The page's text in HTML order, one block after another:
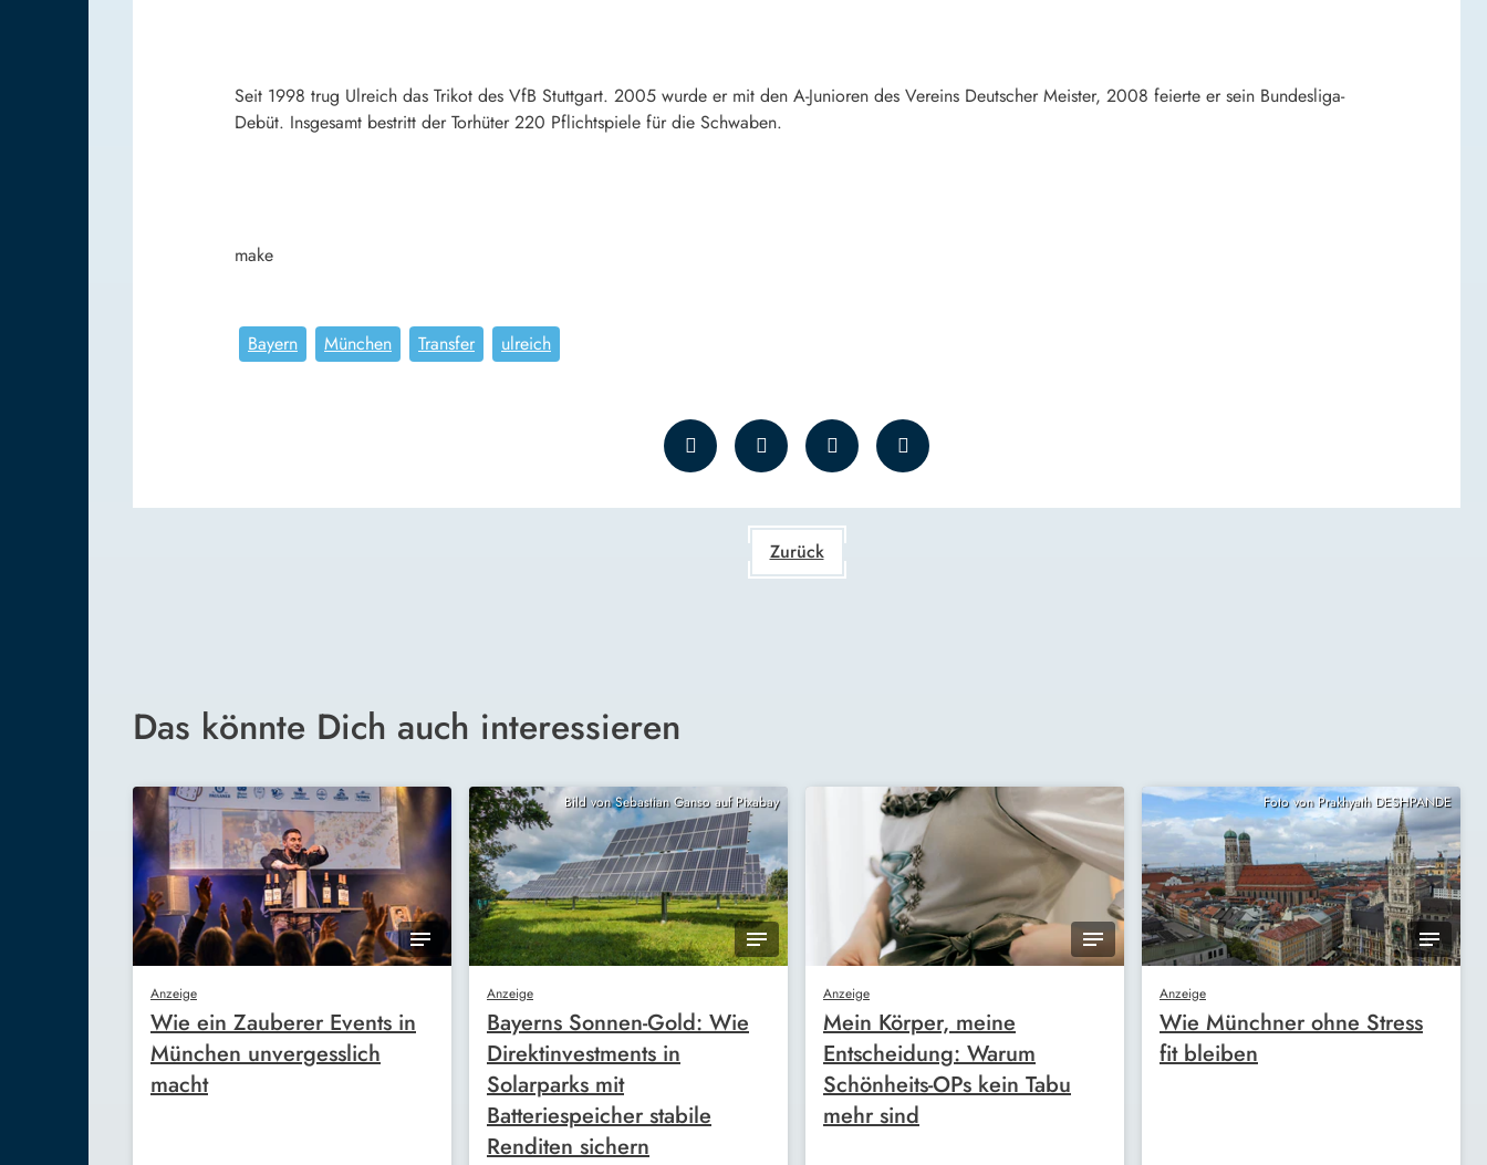
Seit 1998 trug Ulreich das Trikot des VfB Stuttgart. 2005 wurde er mit den A-Junioren des Vereins Deutscher Meister, 2008 feierte er sein Bundesliga-
Debüt. Insgesamt bestritt der Torhüter 220 Pflichtspiele für die Schwaben.
make
Bayern München Transfer ulreich
Zurück
Das könnte Dich auch interessieren
Anzeige
Wie ein Zauberer Events in
München unvergesslich
macht
Bild von Sebastian Ganso auf Pixabay
Anzeige
Bayerns Sonnen-Gold: Wie
Direktinvestments in
Solarparks mit
Batteriespeicher stabile
Renditen sichern
Anzeige
Mein Körper, meine
Entscheidung: Warum
Schönheits-OPs kein Tabu
mehr sind
Foto von Prakhyath DESHPANDE
Anzeige
Wie Münchner ohne Stress
fit bleiben